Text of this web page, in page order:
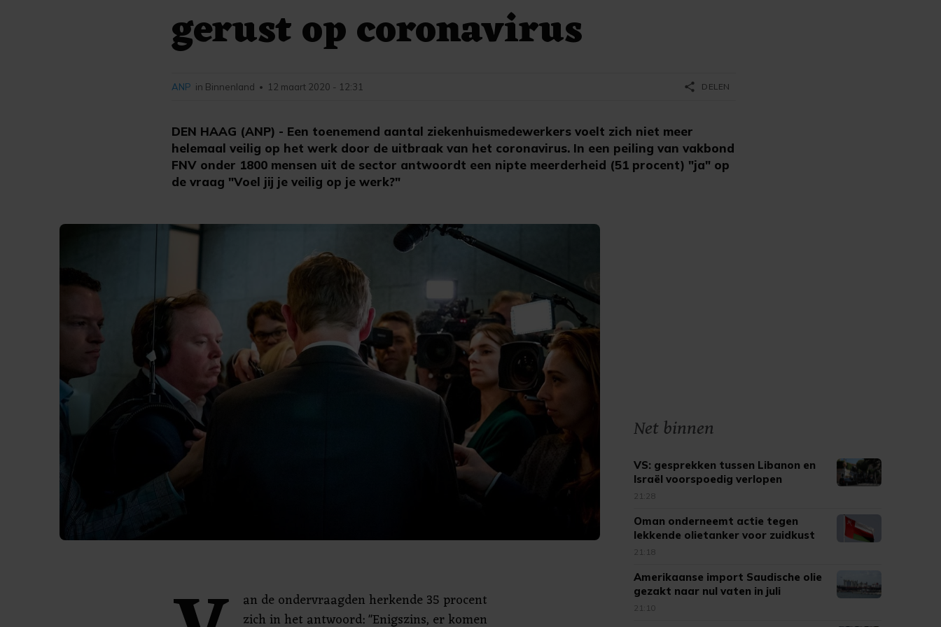
gerust op coronavirus
DEN HAAG (ANP) - Een toenemend aantal ziekenhuismedewerkers voelt zich niet meer
helemaal veilig op het werk door de uitbraak van het coronavirus. In een peiling van vakbond
FNV onder 1800 mensen uit de sector antwoordt een nipte meerderheid (51 procent) "ja" op
de vraag "Voel jij je veilig op je werk?"
ANP in Binnenland • 12 maart 2020 - 12:31 share DELEN
an de ondervraagden herkende 35 procent
zich in het antwoord: "Enigszins, er komen
Net binnen
VS: gesprekken tussen Libanon en
Israël voorspoedig verlopen
21:28
Oman onderneemt actie tegen
lekkende olietanker voor zuidkust
21:18
Amerikaanse import Saudische olie
gezakt naar nul vaten in juli
21:10